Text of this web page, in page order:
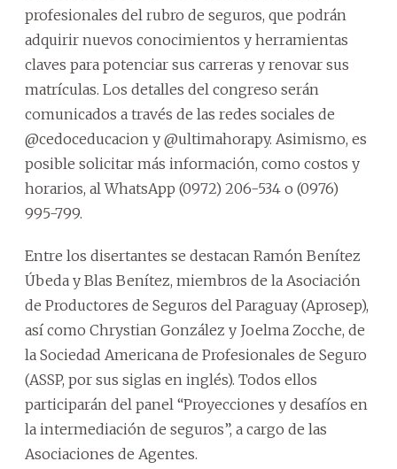
profesionales del rubro de seguros, que podrán
adquirir nuevos conocimientos y herramientas
claves para potenciar sus carreras y renovar sus
matrículas. Los detalles del congreso serán
comunicados a través de las redes sociales de
@cedoceducacion y @ultimahorapy. Asimismo, es
posible solicitar más información, como costos y
horarios, al WhatsApp (0972) 206-534 o (0976)
995-799.
Entre los disertantes se destacan Ramón Benítez
Úbeda y Blas Benítez, miembros de la Asociación
de Productores de Seguros del Paraguay (Aprosep),
así como Chrystian González y Joelma Zocche, de
la Sociedad Americana de Profesionales de Seguro
(ASSP, por sus siglas en inglés). Todos ellos
participarán del panel “Proyecciones y desafíos en
la intermediación de seguros”, a cargo de las
Asociaciones de Agentes.